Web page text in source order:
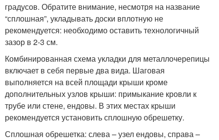
градусов. Обратите внимание, несмотря на название
“сплошная”, укладывать доски вплотную не
рекомендуется: необходимо оставить технологичный
зазор в 2-3 см.
Комбинированная схема укладки для металлочерепицы
включает в себя первые два вида. Шаговая
выполняется на всей площади крыши кроме
дополнительных узлов крыши: примыкание кровли к
трубе или стене, ендовы. В этих местах крыши
рекомендуется установить сплошную обрешетку.
Сплошная обрешетка: слева – узел ендовы, справа –